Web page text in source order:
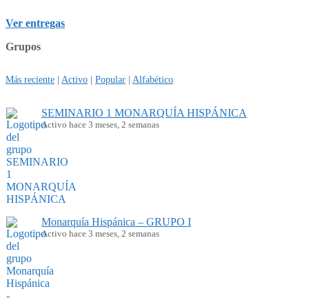
Ver entregas
Grupos
Más reciente | Activo | Popular | Alfabético
SEMINARIO 1 MONARQUÍA HISPÁNICA
Activo hace 3 meses, 2 semanas
Monarquía Hispánica – GRUPO I
Activo hace 3 meses, 2 semanas